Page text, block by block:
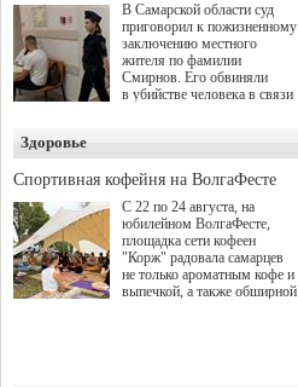
В Самарской области суд
приговорил к пожизненному
заключению местного
жителя по фамилии
Смирнов. Его обвиняли
в убийстве человека в связи
Здоровье
Спортивная кофейня на ВолгаФесте
С 22 по 24 августа, на
юбилейном ВолгаФесте,
площадка сети кофеен
"Корж" радовала самарцев
не только ароматным кофе и
выпечкой, а также обширной